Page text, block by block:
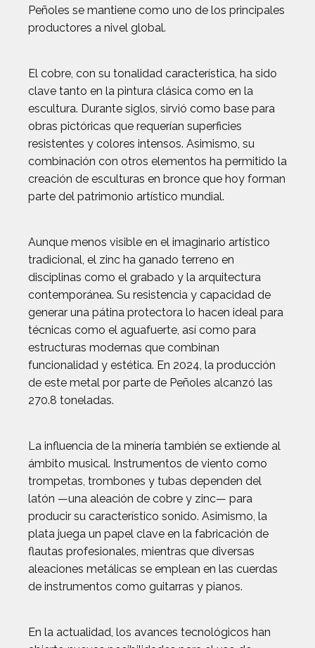
Peñoles se mantiene como uno de los principales
productores a nivel global.
El cobre, con su tonalidad característica, ha sido
clave tanto en la pintura clásica como en la
escultura. Durante siglos, sirvió como base para
obras pictóricas que requerían superficies
resistentes y colores intensos. Asimismo, su
combinación con otros elementos ha permitido la
creación de esculturas en bronce que hoy forman
parte del patrimonio artístico mundial.
Aunque menos visible en el imaginario artístico
tradicional, el zinc ha ganado terreno en
disciplinas como el grabado y la arquitectura
contemporánea. Su resistencia y capacidad de
generar una pátina protectora lo hacen ideal para
técnicas como el aguafuerte, así como para
estructuras modernas que combinan
funcionalidad y estética. En 2024, la producción
de este metal por parte de Peñoles alcanzó las
270.8 toneladas.
La influencia de la minería también se extiende al
ámbito musical. Instrumentos de viento como
trompetas, trombones y tubas dependen del
latón —una aleación de cobre y zinc— para
producir su característico sonido. Asimismo, la
plata juega un papel clave en la fabricación de
flautas profesionales, mientras que diversas
aleaciones metálicas se emplean en las cuerdas
de instrumentos como guitarras y pianos.
En la actualidad, los avances tecnológicos han